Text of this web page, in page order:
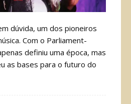
dúvida, um dos pioneiros
Com o Parliament-
definiu uma época, mas
as bases para o futuro do